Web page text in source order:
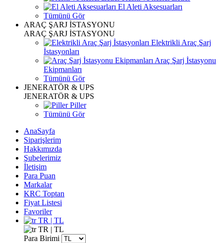
El Aleti Aksesuarları
Tümünü Gör
ARAÇ ŞARJ İSTASYONU
ARAÇ ŞARJ İSTASYONU
Elektrikli Araç Şarj
İstasyonları
Araç Şarj İstasyonu
Ekipmanları
Tümünü Gör
JENERATÖR & UPS
JENERATÖR & UPS
Piller
Tümünü Gör
AnaSayfa
Siparişlerim
Hakkımızda
Şubelerimiz
İletişim
Para Puan
Markalar
KRC Toptan
Fiyat Listesi
Favoriler
TR | TL
TR | TL
Para Birimi